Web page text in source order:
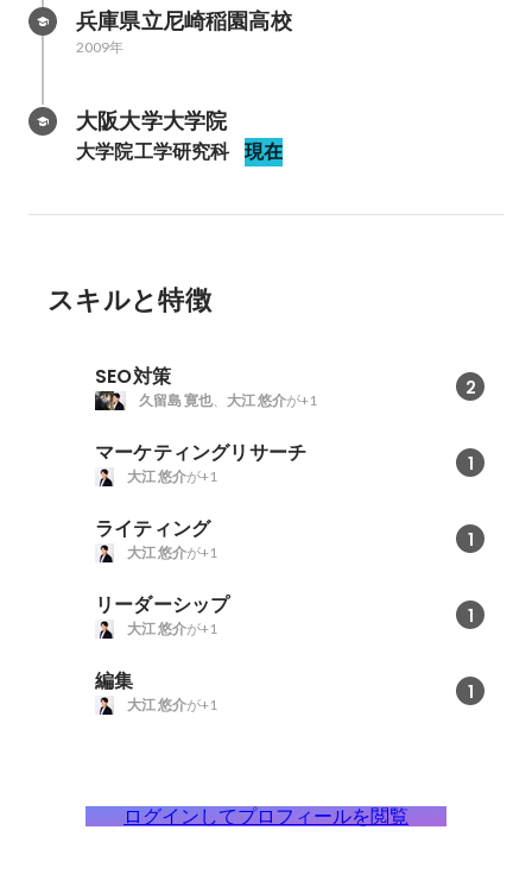
兵庫県立尼崎稲園高校
2009年
大阪大学大学院
大学院工学研究科 現在
スキルと特徴
SEO対策 2
久留島 寛也、 大江 悠介が+1
マーケティングリサーチ 1
大江 悠介が+1
ライティング 1
大江 悠介が+1
リーダーシップ 1
大江 悠介が+1
編集 1
大江 悠介が+1
ログインしてプロフィールを閲覧